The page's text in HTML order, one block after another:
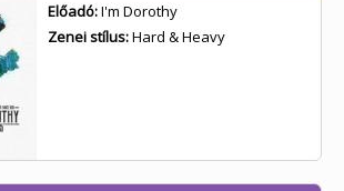
Előadó:I'm Dorothy
Zenei stílus:Hard & Heavy